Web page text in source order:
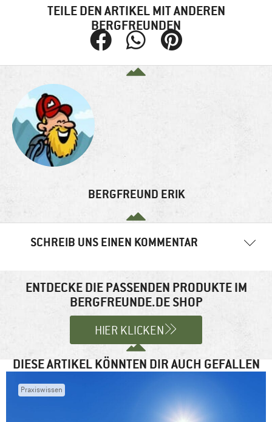
TEILE DEN ARTIKEL MIT ANDEREN
BERGFREUNDEN
BERGFREUND ERIK
SCHREIB UNS EINEN KOMMENTAR
Felder sind mit*markiert
ENTDECKE DIE PASSENDEN PRODUKTE IM
BERGFREUNDE.DE SHOP
HIER KLICKEN
DIESE ARTIKEL KÖNNTEN DIR AUCH GEFALLEN
Praxiswissen